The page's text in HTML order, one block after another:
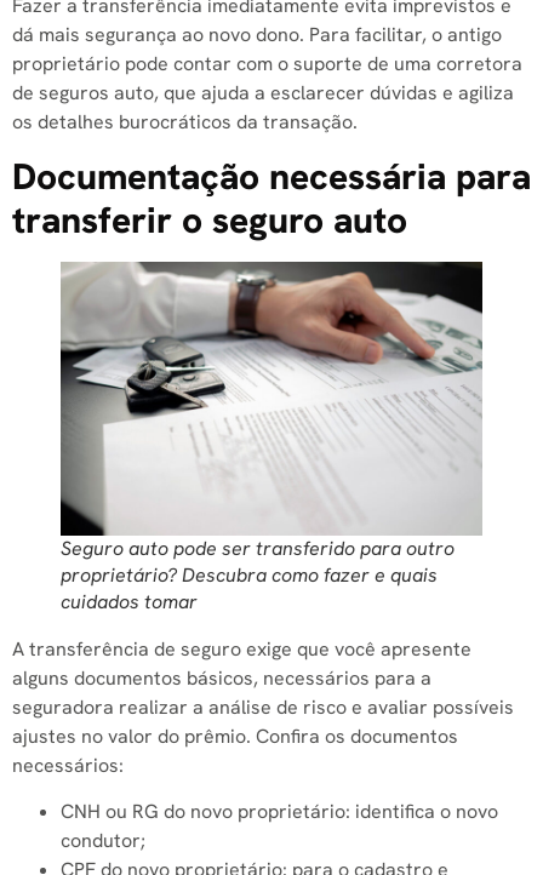
Fazer a transferência imediatamente evita imprevistos e
dá mais segurança ao novo dono. Para facilitar, o antigo
proprietário pode contar com o suporte de uma corretora
de seguros auto, que ajuda a esclarecer dúvidas e agiliza
os detalhes burocráticos da transação.
Documentação necessária para
transferir o seguro auto
Seguro auto pode ser transferido para outro
proprietário? Descubra como fazer e quais
cuidados tomar
A transferência de seguro exige que você apresente
alguns documentos básicos, necessários para a
seguradora realizar a análise de risco e avaliar possíveis
ajustes no valor do prêmio. Confira os documentos
necessários:
CNH ou RG do novo proprietário: identifica o novo
condutor;